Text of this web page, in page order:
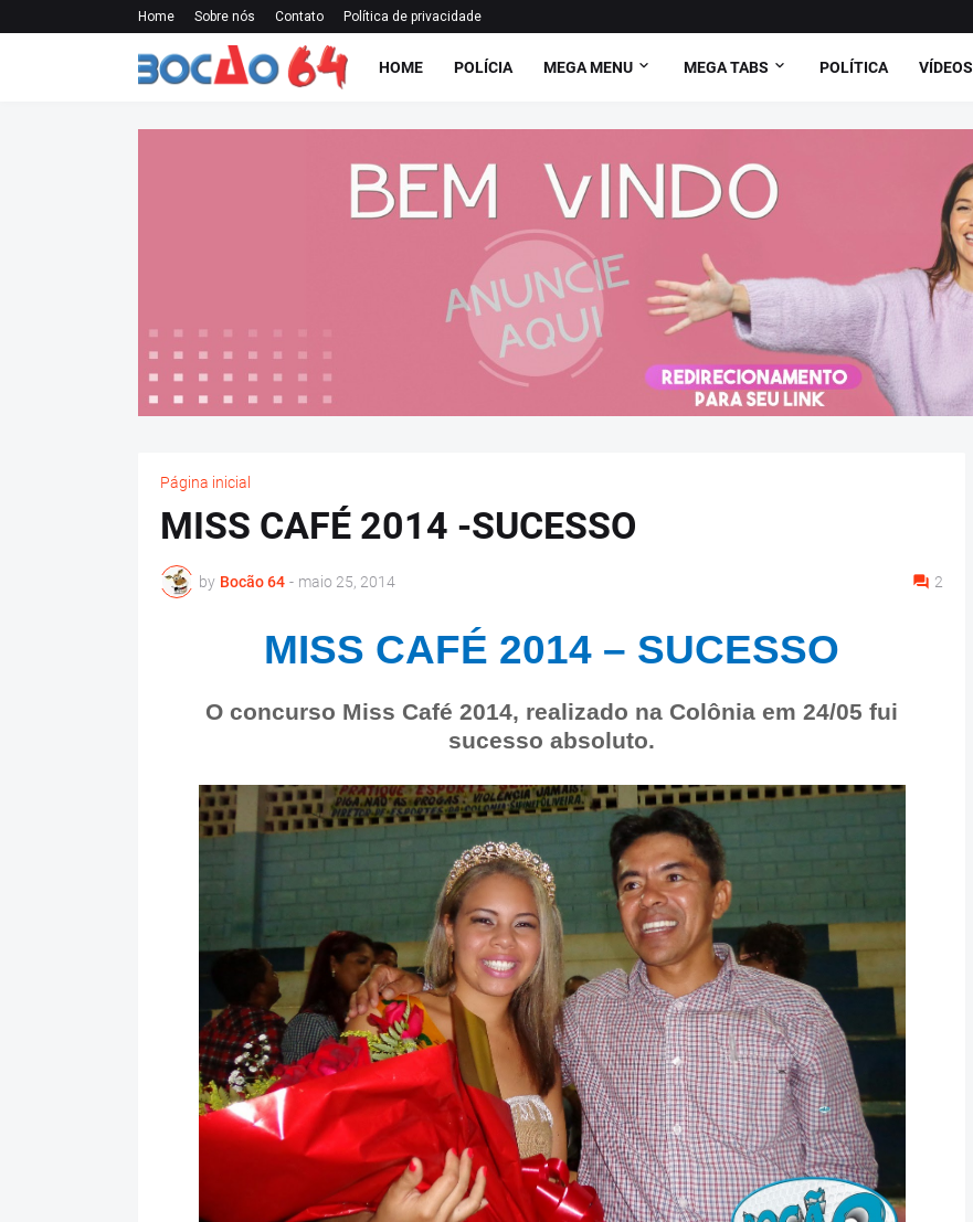
Home Sobre nós Contato Política de privacidade
HOME POLÍCIA MEGA MENU MEGA TABS POLÍTICA VÍDEOS
Página inicial
MISS CAFÉ 2014 -SUCESSO
by Bocão 64 - maio 25, 2014 2
MISS CAFÉ 2014 – SUCESSO
O concurso Miss Café 2014, realizado na Colônia em 24/05 fui
sucesso absoluto.